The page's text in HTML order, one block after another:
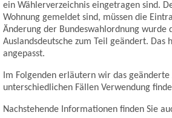
ein Wählerverzeichnis eingetragen sind.
Wohnung gemeldet sind, müssen die
Änderung der Bundeswahlordnung
Auslandsdeutsche zum Teil geändert.
angepasst.
Im Folgenden erläutern wir das
unterschiedlichen Fällen Verwendung
Nachstehende Informationen finden Sie